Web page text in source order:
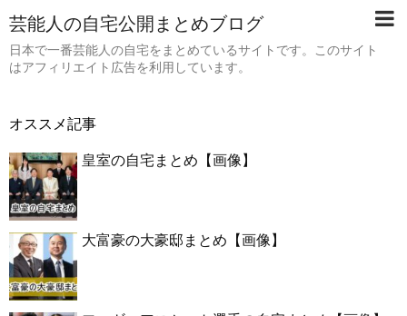
芸能人の自宅公開まとめブログ
日本で一番芸能人の自宅をまとめているサイトです。このサイト
はアフィリエイト広告を利用しています。
オススメ記事
皇室の自宅まとめ【画像】
大富豪の大豪邸まとめ【画像】